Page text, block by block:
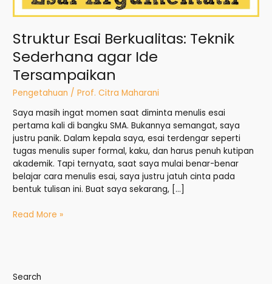
Struktur Esai Berkualitas: Teknik
Sederhana agar Ide
Tersampaikan
Pengetahuan /Prof. Citra Maharani
Saya masih ingat momen saat diminta menulis esai
pertama kali di bangku SMA. Bukannya semangat, saya
justru panik. Dalam kepala saya, esai terdengar seperti
tugas menulis super formal, kaku, dan harus penuh kutipan
akademik. Tapi ternyata, saat saya mulai benar-benar
belajar cara menulis esai, saya justru jatuh cinta pada
bentuk tulisan ini. Buat saya sekarang, […]
Read More »
Search